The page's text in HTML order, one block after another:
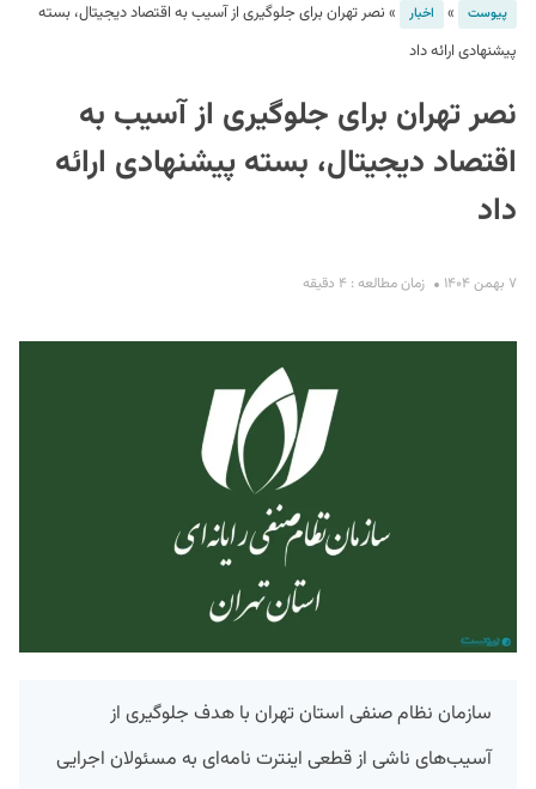
پیوست » اخبار » نصر تهران برای جلوگیری از آسیب به اقتصاد دیجیتال، بسته
پیشنهادی ارائه داد
نصر تهران برای جلوگیری از آسیب به
اقتصاد دیجیتال، بسته پیشنهادی ارائه
داد
۷ بهمن ۱۴۰۴ زمان مطالعه : ۴ دقیقه
سازمان نظام صنفی استان تهران با هدف جلوگیری از
آسیب‌های ناشی از قطعی اینترت نامه‌ای به مسئولان اجرایی